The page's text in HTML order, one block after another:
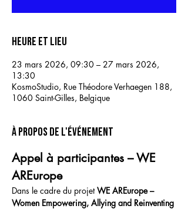
Heure et lieu
23 mars 2026, 09:30 – 27 mars 2026,
13:30
KosmoStudio, Rue Théodore Verhaegen 188,
1060 Saint-Gilles, Belgique
À propos de l'événement
Appel à participantes – WE
AREurope
Dans le cadre du projet WE AREurope –
Women Empowering, Allying and Reinventing